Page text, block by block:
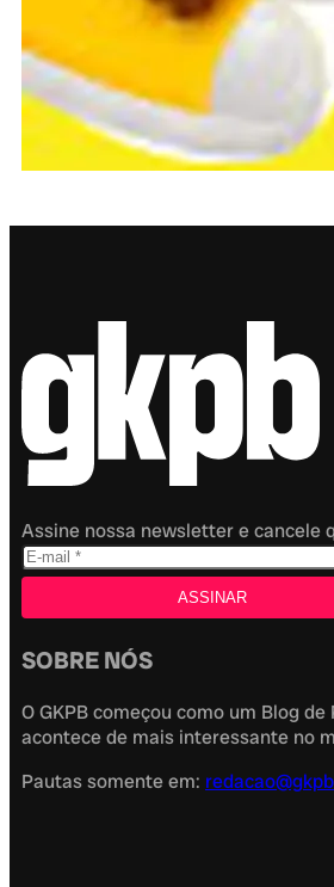
Assine nossa newsletter e cancele
SOBRE NÓS
O GKPB começou como um Blog
acontece de mais interessante no
Pautas somente em: